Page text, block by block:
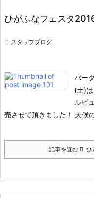
ひがふなフェスタ
 スタッフブログ
バー
(土)
ルビ
売させて頂きました！
天候
記事を読む ひ